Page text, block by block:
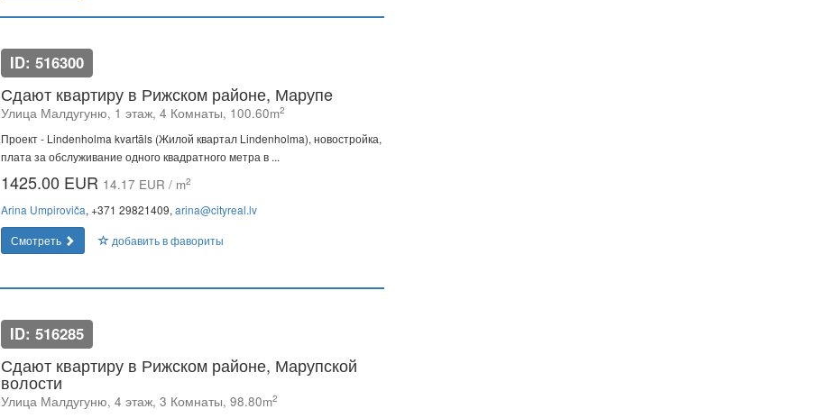
ID: 516300
Сдают квартиру в Рижском районе, Марупe
Улица Малдугуню, 1 этаж, 4 Комнаты, 100.60m2
Проект - Lindenholma kvartāls (Жилой квартал Lindenholma), новостройка,
плата за обслуживание одного квадратного метра в ...
1425.00 EUR 14.17 EUR / m2
Arina Umpiroviča, +371 29821409, arina@cityreal.lv
Смотреть
добавить в фавориты
ID: 516285
Сдают квартиру в Рижском районе, Марупской
волости
Улица Малдугуню, 4 этаж, 3 Комнаты, 98.80m2